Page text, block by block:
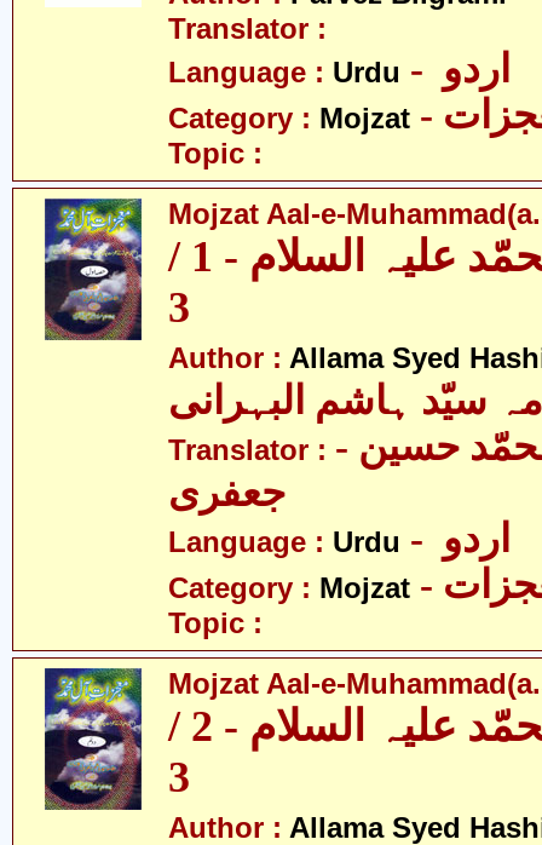
Translator :
Language : Urdu
Category : Mojzat
Topic :
Mojzat Aal-e-
معجزات آل محمّد علیہ السلام - 1 /
3
Author : Allama Syed
سیّد ہاشم البہرانی
Translator : - مولانا محمّد حسین
جعفری
Language : Urdu
Category : Mojzat
Topic :
Mojzat Aal-e-
معجزات آل محمّد علیہ السلام - 2 /
3
Author : Allama Syed